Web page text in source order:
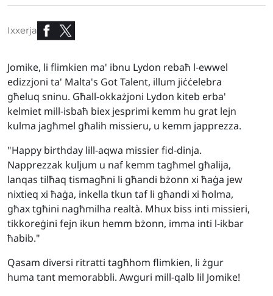
Ixxerja
Jomike, li flimkien ma' ibnu Lydon rebaħ l-ewwel
edizzjoni ta' Malta's Got Talent, illum jiċċelebra
għeluq sninu. Għall-okkażjoni Lydon kiteb erba'
kelmiet mill-isbaħ biex jesprimi kemm hu grat lejn
kulma jagħmel għalih missieru, u kemm japprezza.
"Happy birthday lill-aqwa missier fid-dinja.
Napprezzak kuljum u naf kemm tagħmel għalija,
lanqas tilħaq tismagħni li għandi bżonn xi ħaġa jew
nixtieq xi ħaġa, inkella tkun taf li għandi xi ħolma,
għax tgħini nagħmilha realtà. Mhux biss inti missieri,
tikkoreġini fejn ikun hemm bżonn, imma inti l-ikbar
ħabib."
Qasam diversi ritratti tagħhom flimkien, li żgur
huma tant memorabbli. Awguri mill-qalb lil Jomike!